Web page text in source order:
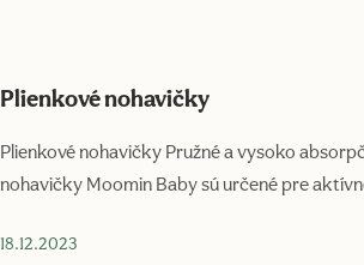
Plienkové nohavičky
Plienkové nohavičky Pružné a vysoko
nohavičky Moomin Baby sú určené pre
18.12.2023